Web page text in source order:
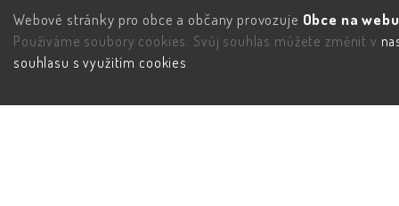
Webové stránky pro obce a občany provozuje Obce na
Používáme soubory cookies. Svůj souhlas můžete změnit v
souhlasu s využitím cookies